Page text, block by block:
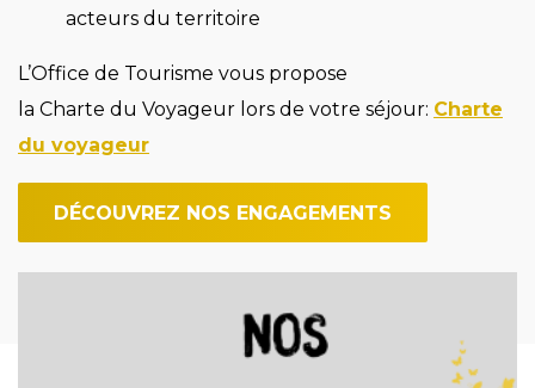
acteurs du territoire
L’Office de Tourisme vous propose
la Charte du Voyageur lors de votre séjour: Charte
du voyageur
DÉCOUVREZ NOS ENGAGEMENTS